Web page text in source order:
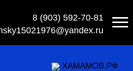
8 (903) 592-70-81
ХАМАМОВ.РФ